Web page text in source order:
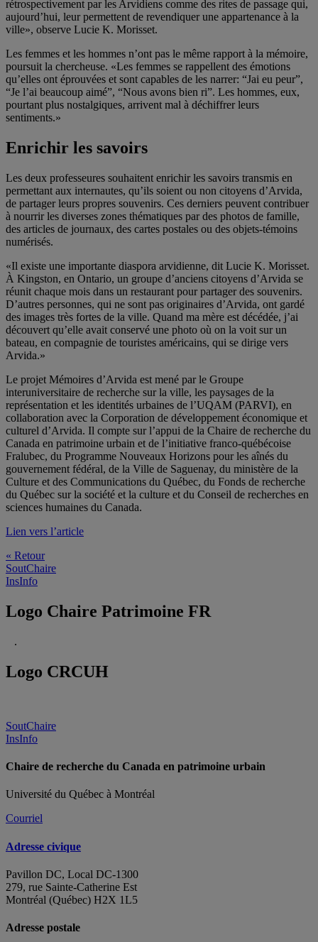
rétrospectivement par les Arvidiens comme des rites de passage qui,
aujourd’hui, leur permettent de revendiquer une appartenance à la
ville», observe Lucie K. Morisset.
Les femmes et les hommes n’ont pas le même rapport à la mémoire,
poursuit la chercheuse. «Les femmes se rappellent des émotions
qu’elles ont éprouvées et sont capables de les narrer: “Jai eu peur”,
“Je l’ai beaucoup aimé”, “Nous avons bien ri”. Les hommes, eux,
pourtant plus nostalgiques, arrivent mal à déchiffrer leurs
sentiments.»
Enrichir les savoirs
Les deux professeures souhaitent enrichir les savoirs transmis en
permettant aux internautes, qu’ils soient ou non citoyens d’Arvida,
de partager leurs propres souvenirs. Ces derniers peuvent contribuer
à nourrir les diverses zones thématiques par des photos de famille,
des articles de journaux, des cartes postales ou des objets-témoins
numérisés.
«Il existe une importante diaspora arvidienne, dit Lucie K. Morisset.
À Kingston, en Ontario, un groupe d’anciens citoyens d’Arvida se
réunit chaque mois dans un restaurant pour partager des souvenirs.
D’autres personnes, qui ne sont pas originaires d’Arvida, ont gardé
des images très fortes de la ville. Quand ma mère est décédée, j’ai
découvert qu’elle avait conservé une photo où on la voit sur un
bateau, en compagnie de touristes américains, qui se dirige vers
Arvida.»
Le projet Mémoires d’Arvida est mené par le Groupe
interuniversitaire de recherche sur la ville, les paysages de la
représentation et les identités urbaines de l’UQAM (PARVI), en
collaboration avec la Corporation de développement économique et
culturel d’Arvida. Il compte sur l’appui de la Chaire de recherche du
Canada en patrimoine urbain et de l’initiative franco-québécoise
Fralubec, du Programme Nouveaux Horizons pour les aînés du
gouvernement fédéral, de la Ville de Saguenay, du ministère de la
Culture et des Communications du Québec, du Fonds de recherche
du Québec sur la société et la culture et du Conseil de recherches en
sciences humaines du Canada.
Lien vers l’article
« Retour
SoutChaire
InsInfo
Logo Chaire Patrimoine FR
.
Logo CRCUH
SoutChaire
InsInfo
Chaire de recherche du Canada en patrimoine urbain
Université du Québec à Montréal
Courriel
Adresse civique
Pavillon DC, Local DC-1300
279, rue Sainte-Catherine Est
Montréal (Québec) H2X 1L5
Adresse postale